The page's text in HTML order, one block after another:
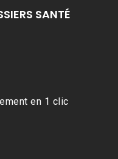
SANTÉ
en 1 clic